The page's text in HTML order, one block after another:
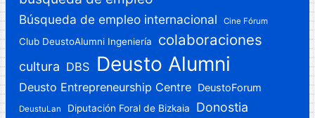
Búsqueda de empleo internacional Cine Fórum
Club DeustoAlumni Ingeniería colaboraciones
cultura DBS Deusto Alumni
Deusto Entrepreneurship Centre DeustoForum
DeustuLan Diputación Foral de Bizkaia Donostia